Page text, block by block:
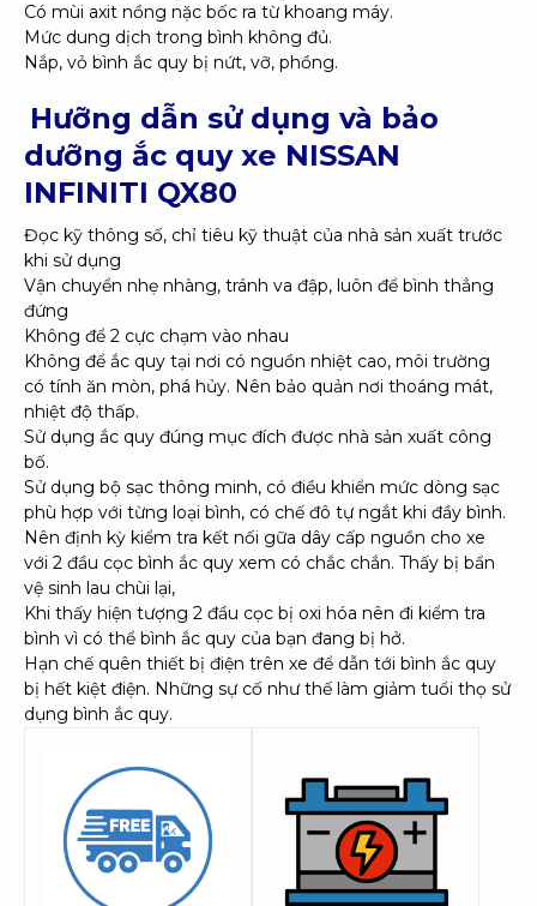
Có mùi axit nồng nặc bốc ra từ khoang máy.
Mức dung dịch trong bình không đủ.
Nắp, vỏ bình ắc quy bị nứt, vỡ, phồng.
Hưỡng dẫn sử dụng và bảo
dưỡng ắc quy xe NISSAN
INFINITI QX80
Đọc kỹ thông số, chỉ tiêu kỹ thuật của nhà sản xuất trước
khi sử dụng
Vận chuyển nhẹ nhàng, tránh va đập, luôn để bình thẳng
đứng
Không để 2 cực chạm vào nhau
Không để ắc quy tại nơi có nguồn nhiệt cao, môi trường
có tính ăn mòn, phá hủy. Nên bảo quản nơi thoáng mát,
nhiệt độ thấp.
Sử dụng ắc quy đúng mục đích được nhà sản xuất công
bố.
Sử dụng bộ sạc thông minh, có điều khiển mức dòng sạc
phù hợp với từng loại bình, có chế đô tự ngắt khi đầy bình.
Nên định kỳ kiểm tra kết nối gữa dây cấp nguồn cho xe
với 2 đầu cọc bình ắc quy xem có chắc chắn. Thấy bị bẩn
vệ sinh lau chùi lại,
Khi thấy hiện tượng 2 đầu cọc bị oxi hóa nên đi kiểm tra
bình vì có thể bình ắc quy của bạn đang bị hở.
Hạn chế quên thiết bị điện trên xe để dẫn tới bình ắc quy
bị hết kiệt điện. Những sự cố như thế làm giảm tuổi thọ sử
dụng bình ắc quy.